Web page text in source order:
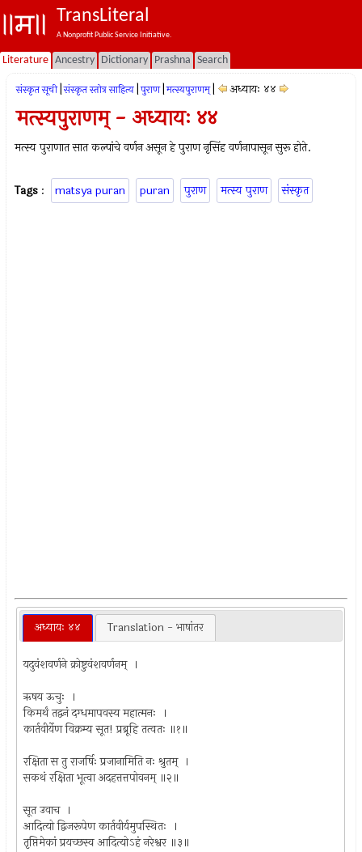
TransLiteral
A Nonprofit Public Service Initiative.
Literature Ancestry Dictionary Prashna Search
संस्कृत सूची संस्कृत स्तोत्र साहित्य पुराण मत्स्यपुराणम्‌ अध्यायः ४४
मत्स्यपुराणम् - अध्यायः ४४
मत्स्य पुराणात सात कल्पांचे वर्णन असून हे पुराण नृसिंह वर्णनापासून सुरू होते.
Tags : matsya puran puran पुराण मत्स्य पुराण संस्कृत
अध्यायः ४४ Translation - भाषांतर
यदुवंशवर्णने क्रोष्टुवंशवर्णनम् ।
ऋषय ऊचुः ।
किमर्थं तद्वनं दग्धमापवस्य महात्मनः ।
कार्तवीर्येण विक्रम्य सूत! प्रब्रूहि तत्वतः ॥१॥
रक्षिता स तु राजर्षिः प्रजानामिति नः श्रुतम् ।
सकथं रक्षिता भूत्वा अदहत्तत्तपोवनम् ॥२॥
सूत उवाच ।
आदित्यो द्विजरूपेण कार्तवीर्यमुपस्थितः ।
तृप्तिमेकां प्रयच्छस्व आदित्योऽहं नरेश्वर ॥३॥